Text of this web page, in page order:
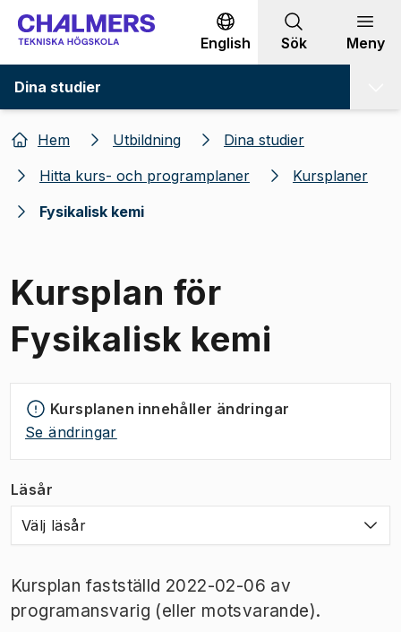
Gå till innehållet
English Sök Meny
Dina studier
Hem Utbildning
Dina studier
Hitta kurs- och programplaner
Kursplaner
Fysikalisk kemi
Kursplan för
Fysikalisk kemi
Kursplanen innehåller ändringar
Se ändringar
Läsår
Välj läsår
Kursplan fastställd 2022-02-06 av
programansvarig (eller motsvarande).